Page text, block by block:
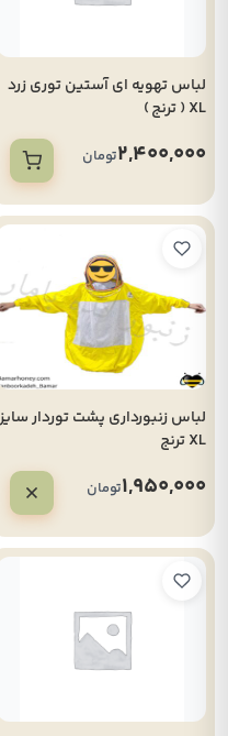
لباس تهویه ای آستین توری زرد
XL ( ترنج )
2,400,000تومان
لباس زنبورداری پشت توردار سایز
XL ترنج
1,950,000تومان